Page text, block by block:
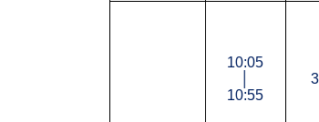
10:05
10:55
3